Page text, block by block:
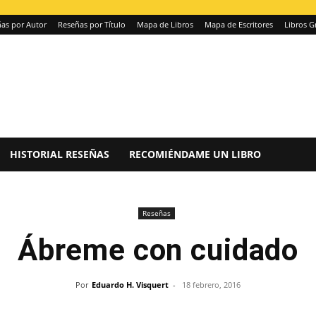
por Autor Reseñas por Título Mapa de Libros Mapa de Escritores Libros
HISTORIAL RESEÑAS RECOMIÉNDAME UN LIBRO
Reseñas
Ábreme con cuidado
Por Eduardo H. Visquert - 18 febrero, 2016